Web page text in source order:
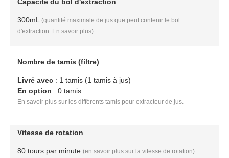
300mL (quantité maximale de jus que peut contenir le bol
d'extraction. En savoir plus)
Nombre de tamis (filtre)
Livré avec: 1 tamis (1 tamis à jus)
En option : 0 tamis
En savoir plus sur les différents tamis pour extracteur de jus.
Vitesse de rotation
80 tours par minute (en savoir plussur la vitesse de rotation)